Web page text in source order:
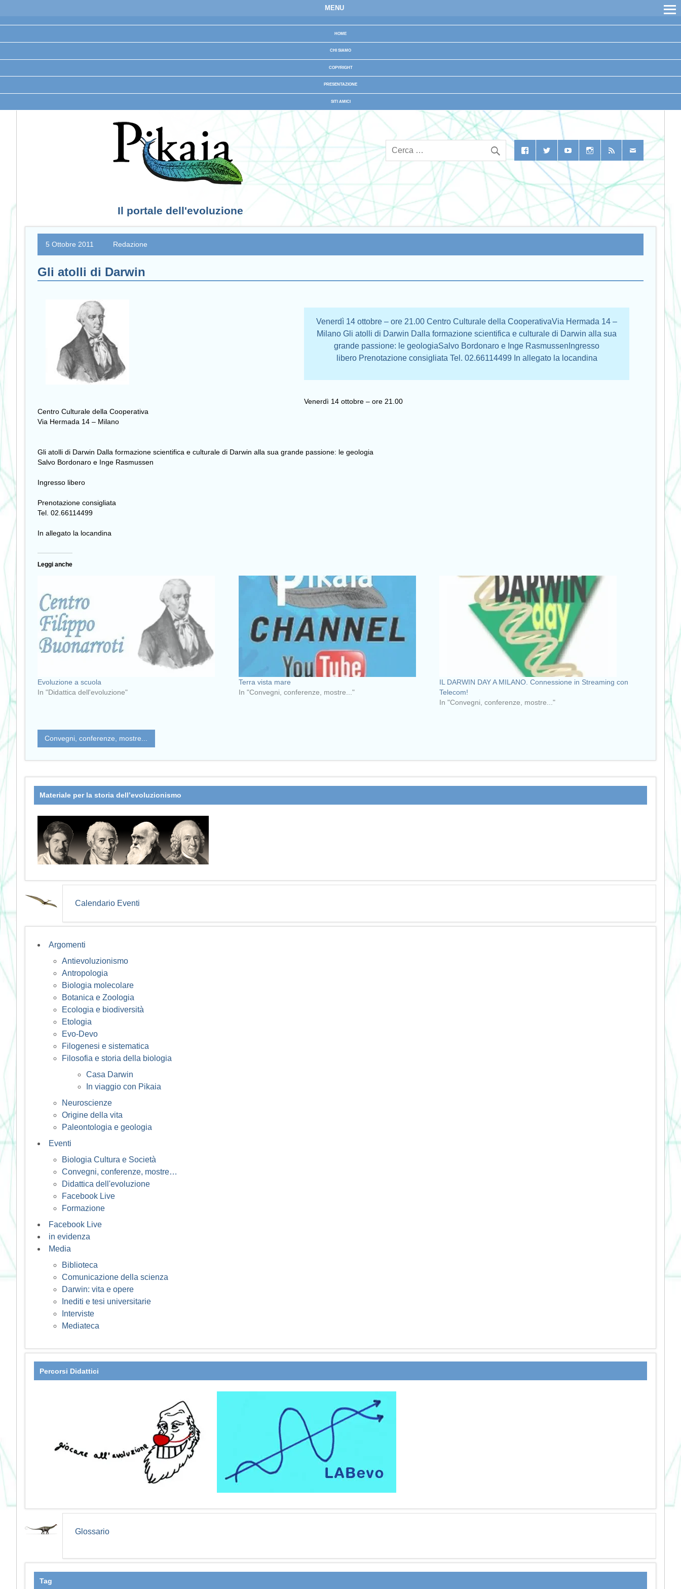
MENU
HOME
CHI SIAMO
COPYRIGHT
PRESENTAZIONE
SITI AMICI
Il portale dell'evoluzione
5 Ottobre 2011 Redazione
Gli atolli di Darwin
Venerdì 14 ottobre – ore 21.00 Centro Culturale della CooperativaVia Hermada 14 –
Milano Gli atolli di Darwin Dalla formazione scientifica e culturale di Darwin alla sua
grande passione: le geologiaSalvo Bordonaro e Inge RasmussenIngresso
libero Prenotazione consigliata Tel. 02.66114499 In allegato la locandina
Venerdì 14 ottobre – ore 21.00
Centro Culturale della Cooperativa
Via Hermada 14 – Milano
Gli atolli di Darwin Dalla formazione scientifica e culturale di Darwin alla sua grande passione: le geologia
Salvo Bordonaro e Inge Rasmussen
Ingresso libero
Prenotazione consigliata
Tel. 02.66114499
In allegato la locandina
Leggi anche
Evoluzione a scuola
In "Didattica dell'evoluzione"
Terra vista mare
In "Convegni, conferenze, mostre..."
IL DARWIN DAY A MILANO. Connessione in Streaming con
Telecom!
In "Convegni, conferenze, mostre..."
Convegni, conferenze, mostre...
Materiale per la storia dell’evoluzionismo
Calendario Eventi
Argomenti
Antievoluzionismo
Antropologia
Biologia molecolare
Botanica e Zoologia
Ecologia e biodiversità
Etologia
Evo-Devo
Filogenesi e sistematica
Filosofia e storia della biologia
Casa Darwin
In viaggio con Pikaia
Neuroscienze
Origine della vita
Paleontologia e geologia
Eventi
Biologia Cultura e Società
Convegni, conferenze, mostre…
Didattica dell'evoluzione
Facebook Live
Formazione
Facebook Live
in evidenza
Media
Biblioteca
Comunicazione della scienza
Darwin: vita e opere
Inediti e tesi universitarie
Interviste
Mediateca
Percorsi Didattici
Glossario
Tag